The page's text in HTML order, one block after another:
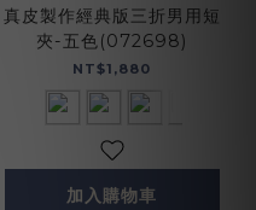
真皮製作經典版三折男用短
夾-五色(072698)
NT$1,880
加入購物車